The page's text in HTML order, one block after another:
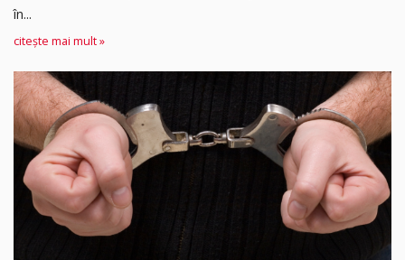
în...
citește mai mult »